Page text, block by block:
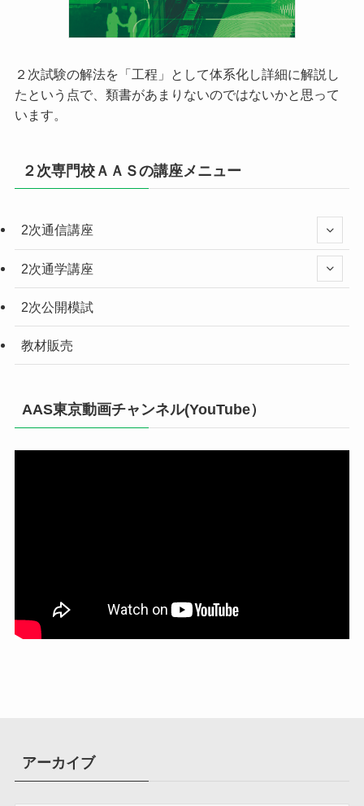
２次試験の解法を「工程」として体系化し詳細に解説し
たという点で、類書があまりないのではないかと思って
います。
２次専門校ＡＡＳの講座メニュー
2次通信講座
2次通学講座
2次公開模試
教材販売
AAS東京動画チャンネル(YouTube）
アーカイブ